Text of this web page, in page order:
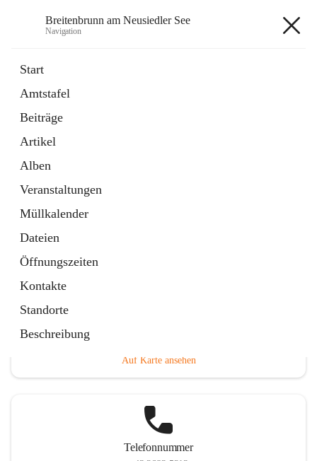
Breitenbrunn am Neusiedler See
Navigation
Start
Amtstafel
Beiträge
Artikel
Alben
Veranstaltungen
Müllkalender
Dateien
Öffnungszeiten
Kontakte
Standorte
Beschreibung
18 Schnellzugriffe
Gemeindeservice
Auf Karte ansehen
Telefonnummer